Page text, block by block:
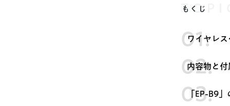
もくじ
ワイヤレ
内容物と
「EP-B9